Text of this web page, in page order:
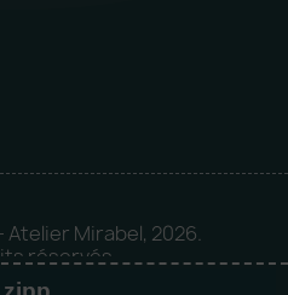
Atelier Mirabel, 2026.
réservés.